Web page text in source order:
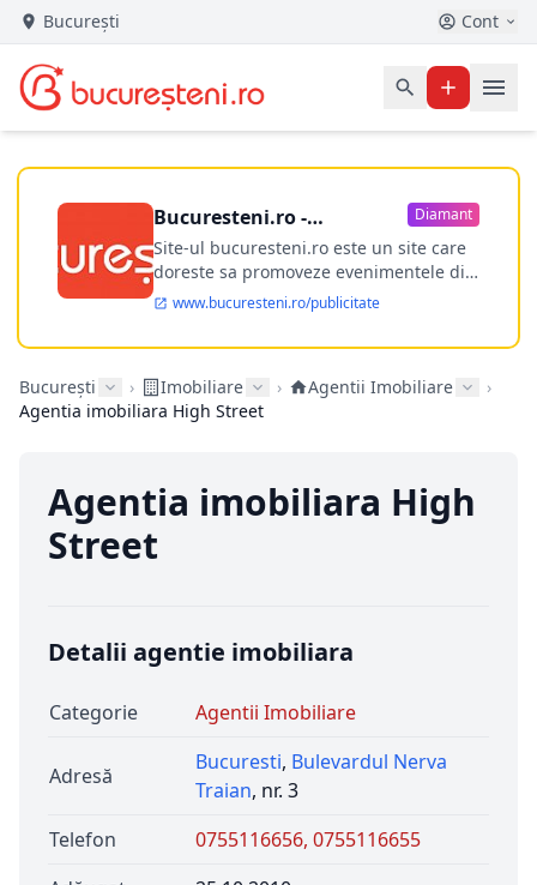
București Cont
Bucuresteni.ro -
publicitate online
Diamant
Site-ul bucuresteni.ro este un site care
doreste sa promoveze evenimentele din
Bucuresti si nu numai, sa puna la
dispozitia utilizatorului cea mai
performanta harta electronica a
ofere posibilitatea firmel...
www.bucuresteni.ro/publicitate
București › Imobiliare › Agentii Imobiliare
›
Agentia imobiliara High Street
Agentia imobiliara High
Street
Detalii agentie imobiliara
Categorie Agentii Imobiliare
Adresă
Bucuresti, Bulevardul Nerva
Traian, nr. 3
Telefon
0755116656, 0755116655